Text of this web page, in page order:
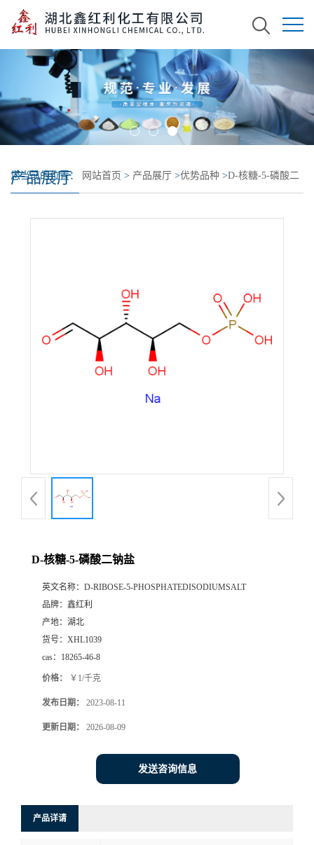
产品展厅
您当前的位置： 网站首页 > 产品展厅 >优势品种 >D-核糖-5-磷酸二
D-核糖-5-磷酸二钠盐
英文名称： D-RIBOSE-5-PHOSPHATEDISODIUMSALT
品牌： 鑫红利
产地： 湖北
货号： XHL1039
cas： 18265-46-8
价格： ￥1/千克
发布日期： 2023-08-11
更新日期： 2026-08-09
发送咨询信息
产品详请